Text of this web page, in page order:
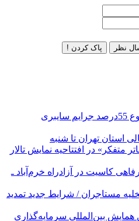
نظر پاک کردن !
هوش مصنوعی، بستر وقوع 55درصد جرایم سایبری
استان تهران تا شنبه
متفکر» در افتتاحیه نمایش تالار
کاسیت در آزادراه خرم‌آباد ـ
مستاجران / شرایط جدید تمدید
همایش بین‌المللی سرمایه‌گذاری